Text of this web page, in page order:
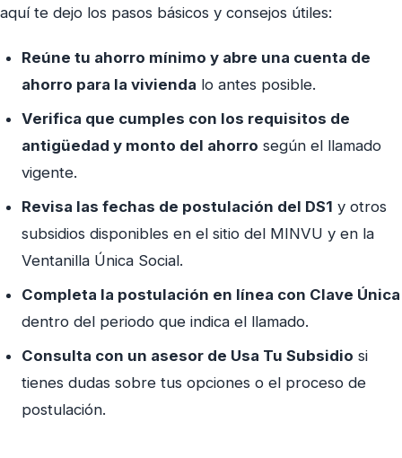
aquí te dejo los pasos básicos y consejos útiles:
Reúne tu ahorro mínimo y abre una cuenta de
ahorro para la vivienda lo antes posible.
Verifica que cumples con los requisitos de
antigüedad y monto del ahorro según el llamado
vigente.
Revisa las fechas de postulación del DS1 y otros
subsidios disponibles en el sitio del MINVU y en la
Ventanilla Única Social.
Completa la postulación en línea con Clave Única
dentro del periodo que indica el llamado.
Consulta con un asesor de Usa Tu Subsidio si
tienes dudas sobre tus opciones o el proceso de
postulación.